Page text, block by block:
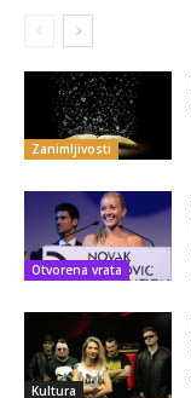
Zanimljivosti
Otvorena vrata
Kultura